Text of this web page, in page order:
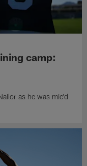
camp:
as he was mic'd